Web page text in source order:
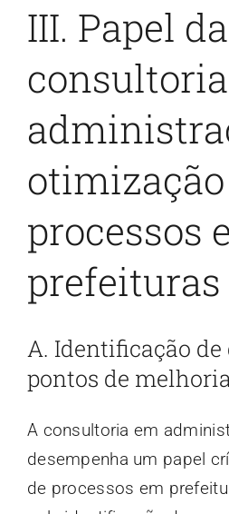
III. Papel da
processos
prefeituras
A. Identificação de
pontos de
A consultoria em
desempenha um papel
de processos em